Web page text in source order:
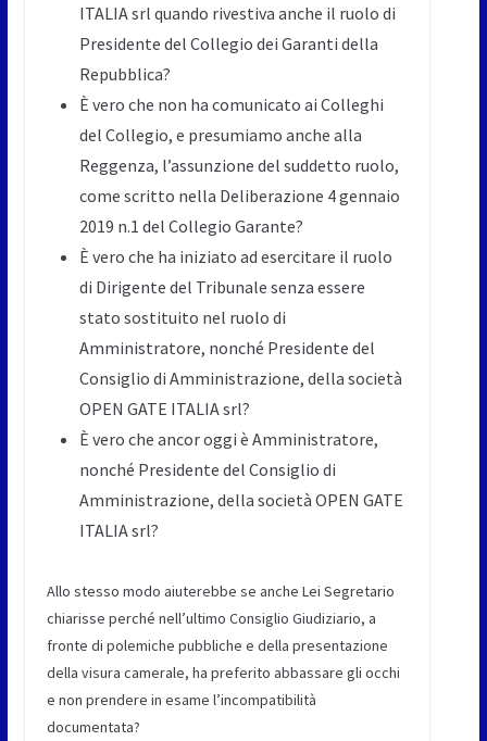
ITALIA srl quando rivestiva anche il ruolo di
Presidente del Collegio dei Garanti della
Repubblica?
È vero che non ha comunicato ai Colleghi
del Collegio, e presumiamo anche alla
Reggenza, l’assunzione del suddetto ruolo,
come scritto nella Deliberazione 4 gennaio
2019 n.1 del Collegio Garante?
È vero che ha iniziato ad esercitare il ruolo
di Dirigente del Tribunale senza essere
stato sostituito nel ruolo di
Amministratore, nonché Presidente del
Consiglio di Amministrazione, della società
OPEN GATE ITALIA srl?
È vero che ancor oggi è Amministratore,
nonché Presidente del Consiglio di
Amministrazione, della società OPEN GATE
ITALIA srl?
Allo stesso modo aiuterebbe se anche Lei Segretario
chiarisse perché nell’ultimo Consiglio Giudiziario, a
fronte di polemiche pubbliche e della presentazione
della visura camerale, ha preferito abbassare gli occhi
e non prendere in esame l’incompatibilità
documentata?